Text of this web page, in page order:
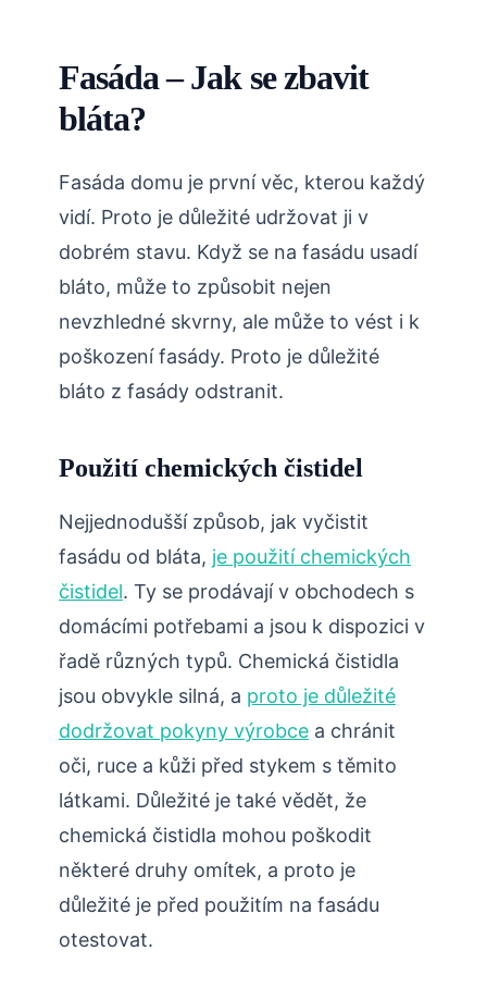
Fasáda – Jak se zbavit
bláta?
Fasáda domu je první věc, kterou každý
vidí. Proto je důležité udržovat ji v
dobrém stavu. Když se na fasádu usadí
bláto, může to způsobit nejen
nevzhledné skvrny, ale může to vést i k
poškození fasády. Proto je důležité
bláto z fasády odstranit.
Použití chemických čistidel
Nejjednodušší způsob, jak vyčistit
fasádu od bláta, je použití chemických
čistidel. Ty se prodávají v obchodech s
domácími potřebami a jsou k dispozici v
řadě různých typů. Chemická čistidla
jsou obvykle silná, a proto je důležité
dodržovat pokyny výrobce a chránit
oči, ruce a kůži před stykem s těmito
látkami. Důležité je také vědět, že
chemická čistidla mohou poškodit
některé druhy omítek, a proto je
důležité je před použitím na fasádu
otestovat.